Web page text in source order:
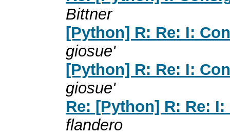
Bittner
[Python] R: Re: I:
giosue'
[Python] R: Re: I:
giosue'
Re: [Python] R: Re:
flandero